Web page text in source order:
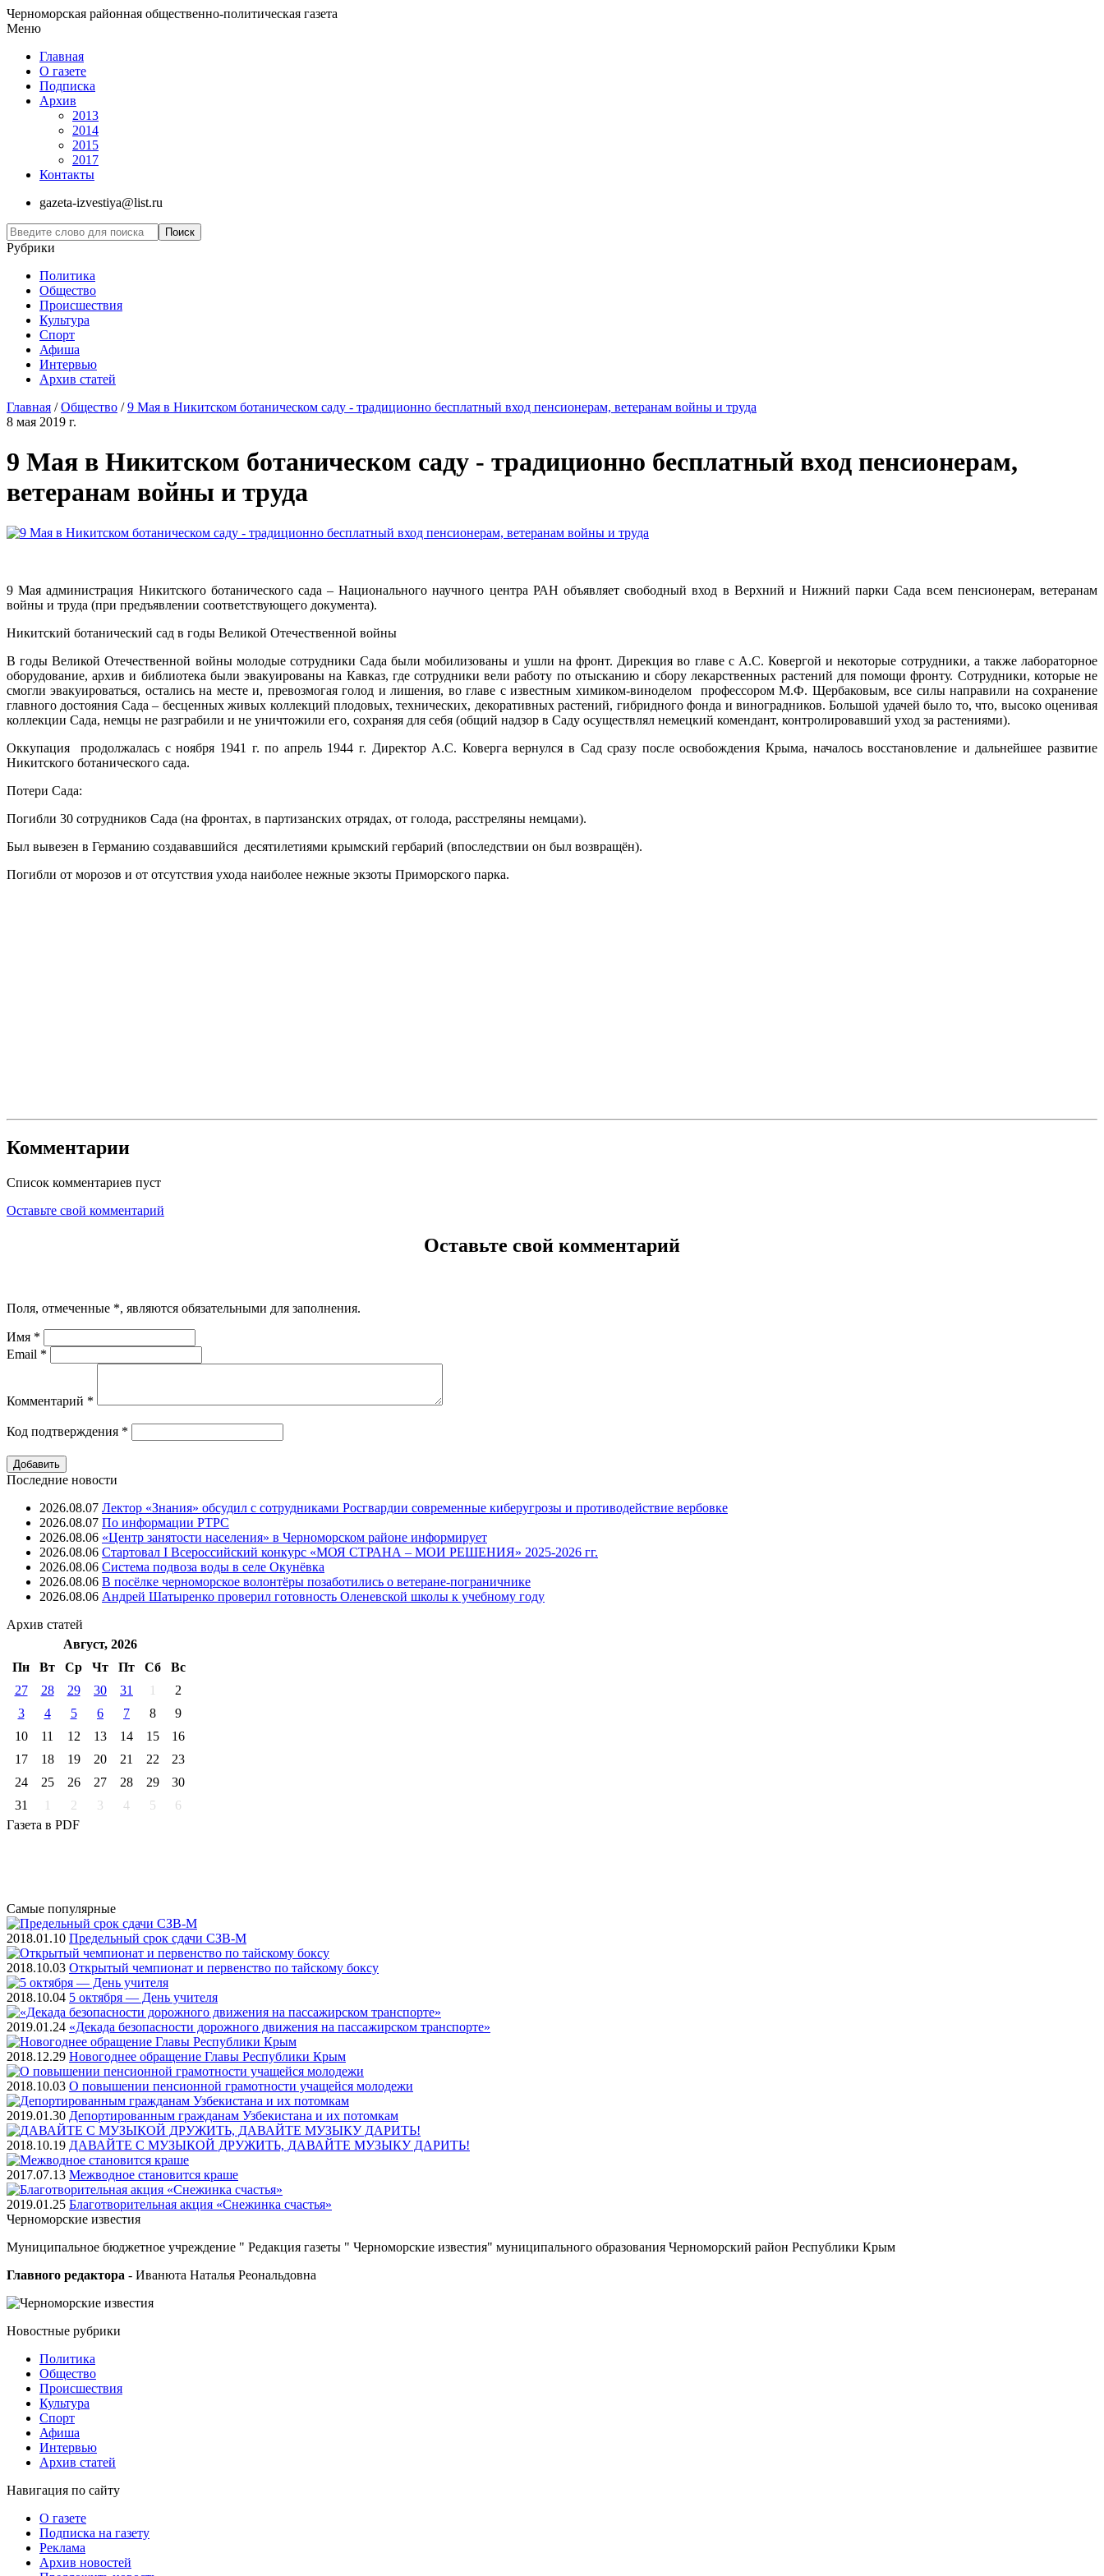
Черноморская районная общественно-политическая газета
Меню
Главная
О газете
Подписка
Архив
2013
2014
2015
2017
Контакты
gazeta-izvestiya@list.ru
Рубрики
Политика
Общество
Проиcшествия
Культура
Спорт
Афиша
Интервью
Архив статей
Главная /Общество /9 Мая в Никитском ботаническом саду - традиционно бесплатный вход пенсионерам, ветеранам войны и труда
8 мая 2019 г.
9 Мая в Никитском ботаническом саду - традиционно бесплатный вход пенсионерам,
ветеранам войны и труда
9 Мая администрация Никитского ботанического сада – Национального научного центра РАН объявляет свободный вход в Верхний и Нижний парки Сада всем пенсионерам, ветеранам
войны и труда (при предъявлении соответствующего документа).
Никитский ботанический сад в годы Великой Отечественной войны
В годы Великой Отечественной войны молодые сотрудники Сада были мобилизованы и ушли на фронт. Дирекция во главе с А.С. Ковергой и некоторые сотрудники, а также лабораторное
оборудование, архив и библиотека были эвакуированы на Кавказ, где сотрудники вели работу по отысканию и сбору лекарственных растений для помощи фронту. Сотрудники, которые не
смогли эвакуироваться, остались на месте и, превозмогая голод и лишения, во главе с известным химиком-виноделом профессором М.Ф. Щербаковым, все силы направили на сохранение
главного достояния Сада – бесценных живых коллекций плодовых, технических, декоративных растений, гибридного фонда и виноградников. Большой удачей было то, что, высоко оценивая
коллекции Сада, немцы не разграбили и не уничтожили его, сохраняя для себя (общий надзор в Саду осуществлял немецкий комендант, контролировавший уход за растениями).
Оккупация продолжалась с ноября 1941 г. по апрель 1944 г. Директор А.С. Коверга вернулся в Сад сразу после освобождения Крыма, началось восстановление и дальнейшее развитие
Никитского ботанического сада.
Потери Сада:
Погибли 30 сотрудников Сада (на фронтах, в партизанских отрядах, от голода, расстреляны немцами).
Был вывезен в Германию создававшийся десятилетиями крымский гербарий (впоследствии он был возвращён).
Погибли от морозов и от отсутствия ухода наиболее нежные экзоты Приморского парка.
Комментарии
Список комментариев пуст
Оставьте свой комментарий
Оставьте свой комментарий
Поля, отмеченные *, являются обязательными для заполнения.
Имя *
Email *
Комментарий *
Код подтверждения *
Последние новости
2026.08.07 Лектор «Знания» обсудил с сотрудниками Росгвардии современные киберугрозы и противодействие вербовке
2026.08.07 ⁠По информации РТРС
2026.08.06 «Центр занятости населения» в Черноморском районе информирует
2026.08.06 Стартовал I Всероссийский конкурс «МОЯ СТРАНА – МОИ РЕШЕНИЯ» 2025-2026 гг.
2026.08.06 Система подвоза воды в селе Окунёвка
2026.08.06 В посёлке черноморское волонтёры позаботились о ветеране-пограничнике
2026.08.06 Андрей Шатыренко проверил готовность Оленевской школы к учебному году
Архив статей
Август, 2026
Пн
Вт Ср Чт Пт Cб
Вс
27
28 29 30 31 1
2
3
4 5 6 7 8
9
10
11 12 13 14 15
16
17
18 19 20 21 22
23
24
25 26 27 28 29
30
31
1 2 3 4 5
6
Газета в PDF
Самые популярные
2018.01.10 Предельный срок сдачи СЗВ-М
2018.10.03 Открытый чемпионат и первенство по тайскому боксу
2018.10.04 5 октября — День учителя
2019.01.24 «Декада безопасности дорожного движения на пассажирском транспорте»
2018.12.29 Новогоднее обращение Главы Республики Крым
2018.10.03 О повышении пенсионной грамотности учащейся молодежи
2019.01.30 Депортированным гражданам Узбекистана и их потомкам
2018.10.19 ДАВАЙТЕ С МУЗЫКОЙ ДРУЖИТЬ, ДАВАЙТЕ МУЗЫКУ ДАРИТЬ!
2017.07.13 Межводное становится краше
2019.01.25 Благотворительная акция «Снежинка счастья»
Черноморские известия
Муниципальное бюджетное учреждение " Редакция газеты " Черноморские известия" муниципального образования Черноморский район Республики Крым
Главного редактора - Иванюта Наталья Реональдовна
Новостные рубрики
Политика
Общество
Проиcшествия
Культура
Спорт
Афиша
Интервью
Архив статей
Навигация по сайту
О газете
Подписка на газету
Реклама
Архив новостей